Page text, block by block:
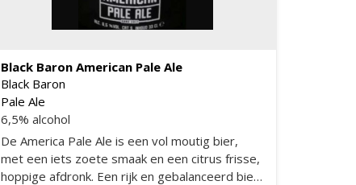
Black Baron American Pale Ale
Black Baron
Pale Ale
6,5% alcohol
De America Pale Ale is een vol moutig bier,
met een iets zoete smaak en een citrus frisse,
hoppige afdronk. Een rijk en gebalanceerd bier